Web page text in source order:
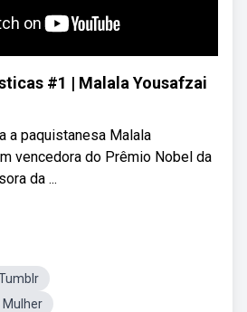
#1 | Malala Yousafzai
a paquistanesa Malala
vencedora do Prêmio Nobel da
da ...
Mulher